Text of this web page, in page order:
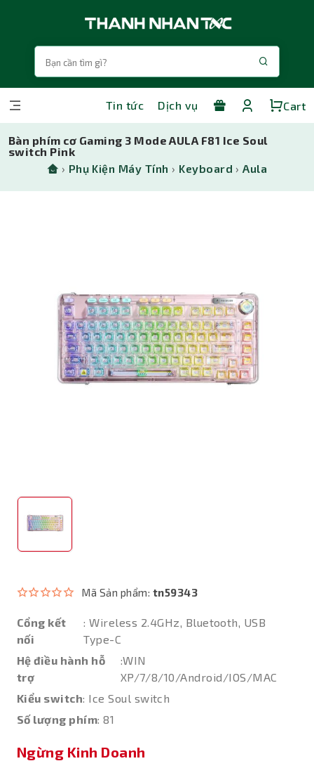
Tin tức Dịch vụ Cart
Bàn phím cơ Gaming 3 Mode AULA F81 Ice Soul
switch Pink
› Phụ Kiện Máy Tính › Keyboard ›Aula
Mã Sản phẩm: tn59343
Cổng kết
nối
: Wireless 2.4GHz, Bluetooth, USB
Type-C
Hệ điều hành hỗ
trợ
:WIN
XP/7/8/10/Android/IOS/MAC
Kiểu switch: Ice Soul switch
Số lượng phím: 81
Ngừng Kinh Doanh